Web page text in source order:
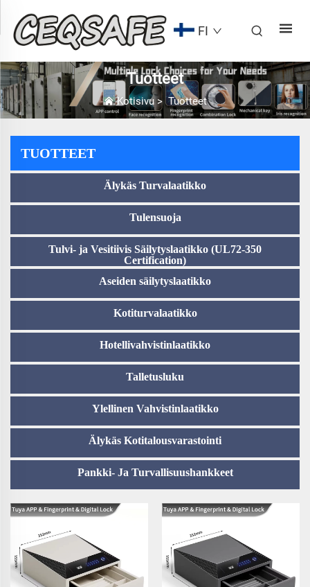
FI
Tuotteet
Kotisivu>Tuotteet
TUOTTEET
Älykäs Turvalaatikko
Tulensuoja
Tulvi- ja Vesitiivis Säilytyslaatikko (UL72-350
Certification)
Aseiden säilytyslaatikko
Kotiturvalaatikko
Hotellivahvistinlaatikko
Talletusluku
Ylellinen Vahvistinlaatikko
Älykäs Kotitalousvarastointi
Pankki- Ja Turvallisuushankkeet